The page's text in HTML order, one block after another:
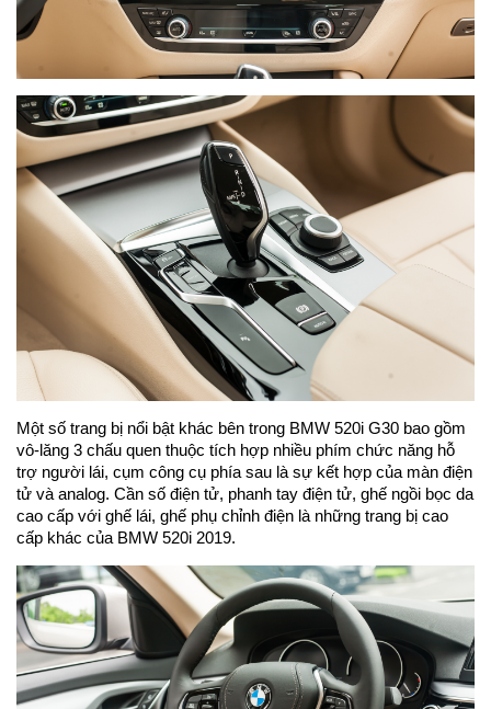
Một số trang bị nổi bật khác bên trong BMW 520i G30 bao gồm
vô-lăng 3 chấu quen thuộc tích hợp nhiều phím chức năng hỗ
trợ người lái, cụm công cụ phía sau là sự kết hợp của màn điện
tử và analog. Cần số điện tử, phanh tay điện tử, ghế ngồi bọc da
cao cấp với ghế lái, ghế phụ chỉnh điện là những trang bị cao
cấp khác của BMW 520i 2019.